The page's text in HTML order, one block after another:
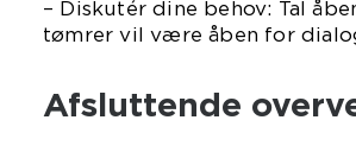
– Diskutér dine behov: Tal
tømrer vil være åben for
Afsluttende